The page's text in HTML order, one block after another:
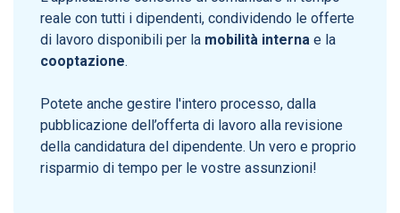
reale con tutti i dipendenti, condividendo le offerte
di lavoro disponibili per la mobilità interna e la
cooptazione.
Potete anche gestire l'intero processo, dalla
pubblicazione dell’offerta di lavoro alla revisione
della candidatura del dipendente. Un vero e proprio
risparmio di tempo per le vostre assunzioni!